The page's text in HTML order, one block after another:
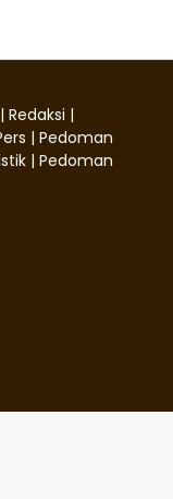
| Redaksi |
| Pedoman
| Pedoman